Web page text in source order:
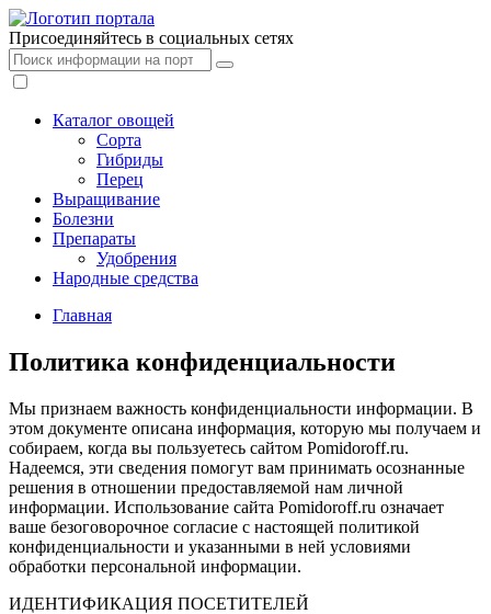
Присоединяйтесь в социальных сетях
Каталог овощей
Сорта
Гибриды
Перец
Выращивание
Болезни
Препараты
Удобрения
Народные средства
Главная
Политика конфиденциальности
Мы признаем важность конфиденциальности информации. В
этом документе описана информация, которую мы получаем и
собираем, когда вы пользуетесь сайтом Pomidoroff.ru.
Надеемся, эти сведения помогут вам принимать осознанные
решения в отношении предоставляемой нам личной
информации. Использование сайта Pomidoroff.ru означает
ваше безоговорочное согласие с настоящей политикой
конфиденциальности и указанными в ней условиями
обработки персональной информации.
ИДЕНТИФИКАЦИЯ ПОСЕТИТЕЛЕЙ